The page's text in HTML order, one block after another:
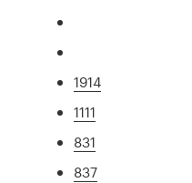
1914
1111
831
837